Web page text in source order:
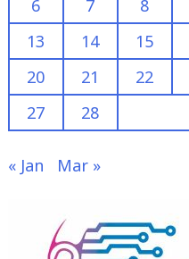
20
21 22
27
28
« Jan Mar »